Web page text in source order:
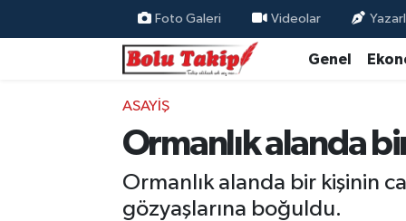
Foto Galeri Videolar
Genel
ASAYIŞ
Ormanlık alanda
Ormanlık alanda bir kişinin
gözyaşlarına boğuldu.